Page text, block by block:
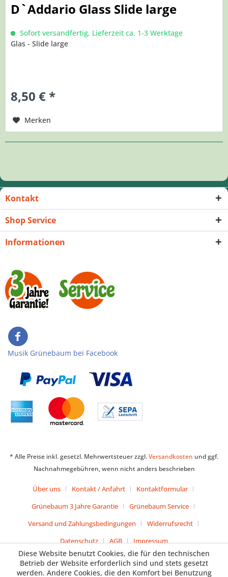
D`Addario Glass Slide large
Sofort versandfertig, Lieferzeit ca. 1-3 Werktage
Glas - Slide large
8,50 € *
Merken
Kontakt
Shop Service
Informationen
Musik Grünebaum bei Facebook
* Alle Preise inkl. gesetzl. Mehrwertsteuer zzgl.Versandkosten und ggf.
Nachnahmegebühren, wenn nicht anders beschrieben
Über uns Kontakt / Anfahrt
Kontaktformular
Grünebaum 3 Jahre Garantie
Grünebaum Service
Versand und Zahlungsbedingungen
Widerrufsrecht
Datenschutz
AGB Impressum
Diese Website benutzt Cookies, die für den technischen
Betrieb der Website erforderlich sind und stets gesetzt
werden. Andere Cookies, die den Komfort bei Benutzung